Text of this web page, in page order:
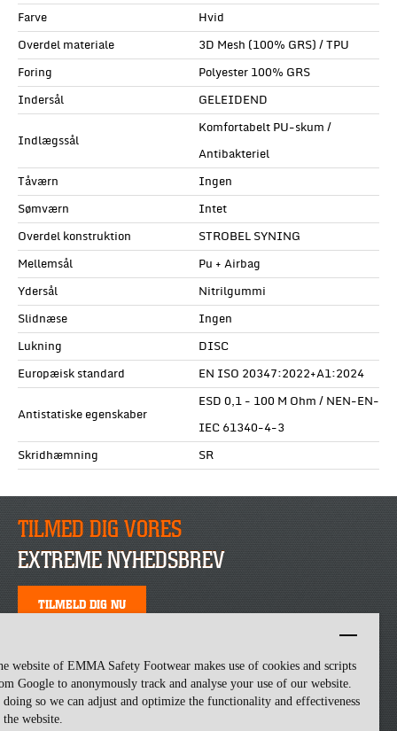
website of EMMA Safety Footwear makes use of cookies and scripts
Google to anonymously track and analyse your use of our website.
so we can adjust and optimize the functionality and effectiveness
website.
Farve
Hvid
Overdel materiale
3D Mesh (100% GRS) / TPU
Foring
Polyester 100% GRS
Indersål
GELEIDEND
Indlægssål
Komfortabelt PU-skum /
Antibakteriel
Tåværn
Ingen
Sømværn
Intet
Overdel konstruktion
STROBEL SYNING
Mellemsål
Pu + Airbag
Ydersål
Nitrilgummi
Slidnæse
Ingen
Lukning
DISC
Europæisk standard
EN ISO 20347:2022+A1:2024
Antistatiske egenskaber
ESD 0,1 - 100 M Ohm / NEN-EN-
IEC 61340-4-3
Skridhæmning
SR
TILMED DIG VORES
EXTREME NYHEDSBREV
TILMELD DIG NU